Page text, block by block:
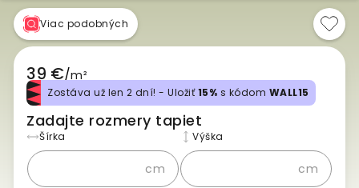
Viac podobných
39 €/m²
Zostáva už len 2 dní! - Uložiť15% s kódom WALL15
Zadajte rozmery tapiet
Šírka
cm
Výška
cm